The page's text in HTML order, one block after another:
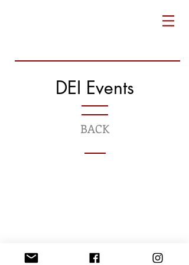
DEI Events
BACK